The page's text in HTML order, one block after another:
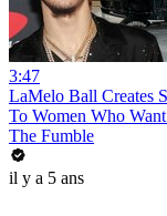
3:47
LaMelo Ball Creates
To Women Who
The Fumble
il y a 5 ans